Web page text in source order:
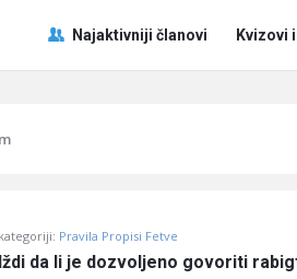
Pitaj
Učene
Najaktivniji članovi Kvizovi
Pravila Propisi Fetve
da li je dozvoljeno govoriti